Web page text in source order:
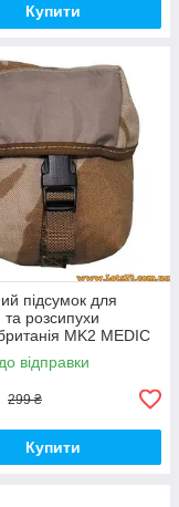
Купити
підсумок для
та розсипухи
MK2 MEDIC
Desert DPM
відправки
299 ₴
Купити